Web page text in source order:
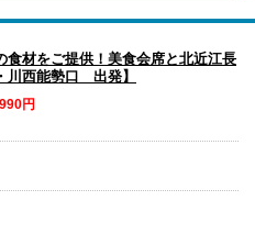
食材をご提供！美食会席と北近江長
川西能勢口 出発】
円